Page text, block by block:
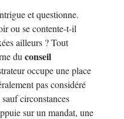
et questionne.
ou se contente-t-il
ailleurs ? Tout
du conseil
occupe une place
pas considéré
sauf circonstances
sur un mandat, une